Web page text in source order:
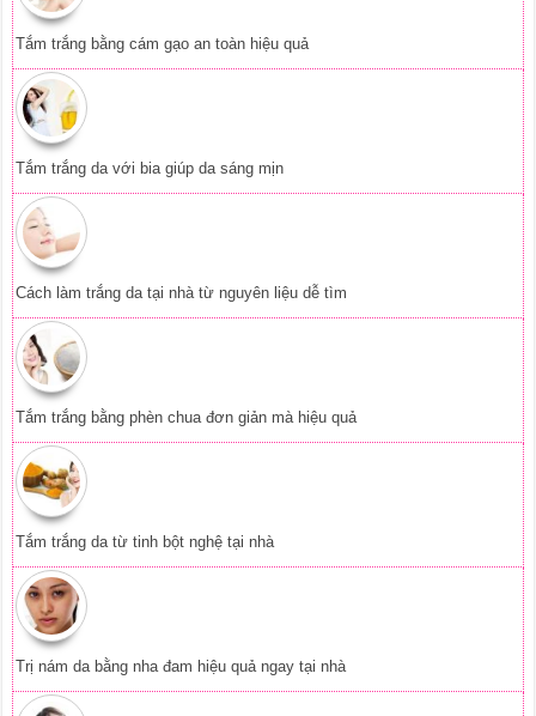
Tắm trắng bằng cám gạo an toàn hiệu quả
Tắm trắng da với bia giúp da sáng mịn
Cách làm trắng da tại nhà từ nguyên liệu dễ tìm
Tắm trắng bằng phèn chua đơn giản mà hiệu quả
Tắm trắng da từ tinh bột nghệ tại nhà
Trị nám da bằng nha đam hiệu quả ngay tại nhà